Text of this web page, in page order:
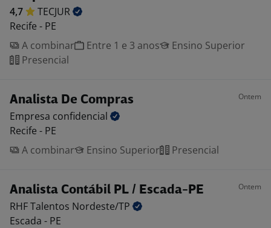
4,7
TECJUR
Recife - PE
A combinar
Entre 1 e 3 anos
Ensino Superior
Presencial
Analista De Compras Ontem
Empresa confidencial
Recife - PE
A combinar
Ensino Superior Presencial
Analista Contábil PL / Escada-PE Ontem
RHF Talentos Nordeste/TP
Escada - PE